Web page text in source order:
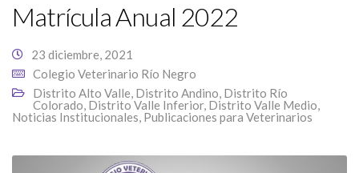
Matrícula Anual 2022
23 diciembre, 2021
Colegio Veterinario Río Negro
Distrito Alto Valle, Distrito Andino, Distrito Río
Colorado, Distrito Valle Inferior, Distrito Valle Medio,
Noticias Institucionales, Publicaciones para Veterinarios